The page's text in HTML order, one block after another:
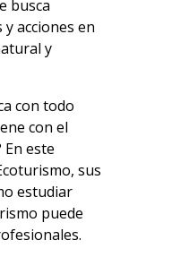
busca
acciones en
y
con todo
con el
este
sus
estudiar
puede